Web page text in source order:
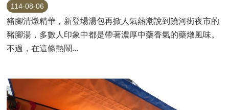
114-08-06
豬腳清燉精華，新登場湯包再掀人氣熱潮說到饒河街夜市的
豬腳湯，多數人印象中都是帶著濃厚中藥香氣的藥燉風味。
不過，在這條熱鬧...